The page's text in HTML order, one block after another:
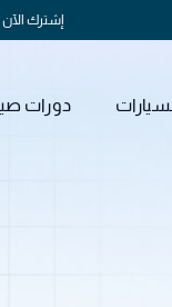
إشترك الآن
دورات